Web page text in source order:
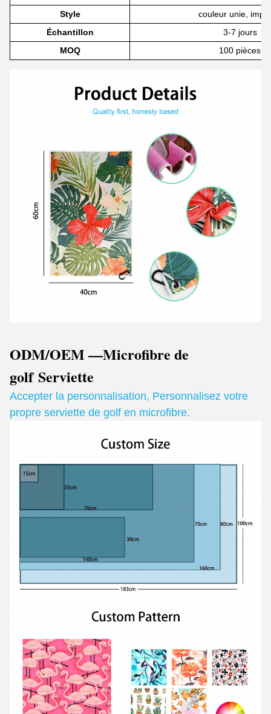
Style
couleur unie,
Échantillon
3-7 jours
MOQ
100 pièces
ODM/OEM —Microfibre de
golfServiette
Accepter la personnalisation, Personnalisez votre
propre serviette de golf en microfibre.